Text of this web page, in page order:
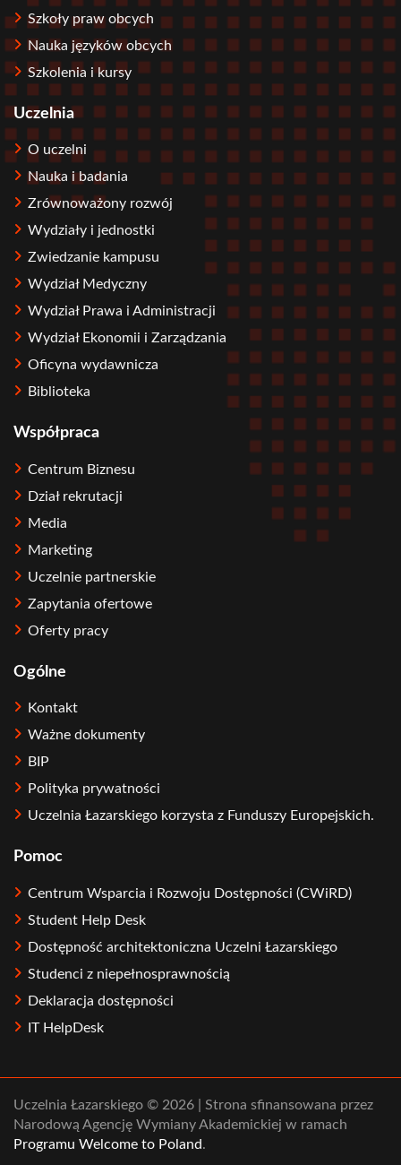
Szkoły praw obcych
Nauka języków obcych
Szkolenia i kursy
Uczelnia
O uczelni
Nauka i badania
Zrównoważony rozwój
Wydziały i jednostki
Zwiedzanie kampusu
Wydział Medyczny
Wydział Prawa i Administracji
Wydział Ekonomii i Zarządzania
Oficyna wydawnicza
Biblioteka
Współpraca
Centrum Biznesu
Dział rekrutacji
Media
Marketing
Uczelnie partnerskie
Zapytania ofertowe
Oferty pracy
Ogólne
Kontakt
Ważne dokumenty
BIP
Polityka prywatności
Uczelnia Łazarskiego korzysta z Funduszy Europejskich.
Pomoc
Centrum Wsparcia i Rozwoju Dostępności (CWiRD)
Student Help Desk
Dostępność architektoniczna Uczelni Łazarskiego
Studenci z niepełnosprawnością
Deklaracja dostępności
IT HelpDesk
Uczelnia Łazarskiego © 2026 | Strona sfinansowana przez
Narodową Agencję Wymiany Akademickiej w ramach
Programu Welcome to Poland.